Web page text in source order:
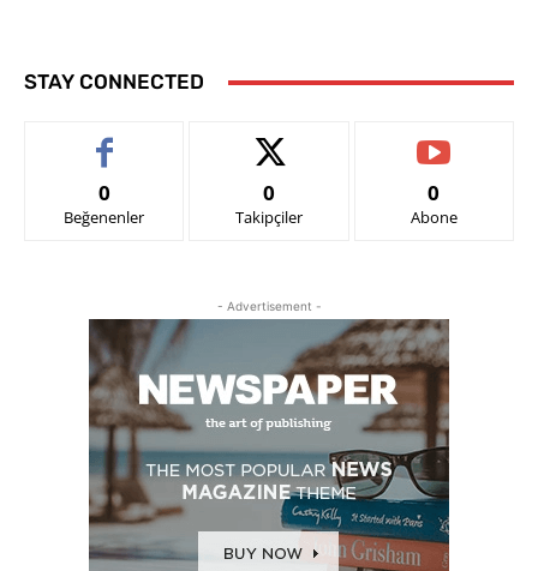
STAY CONNECTED
0
Beğenenler
0
Takipçiler
0
Abone
- Advertisement -